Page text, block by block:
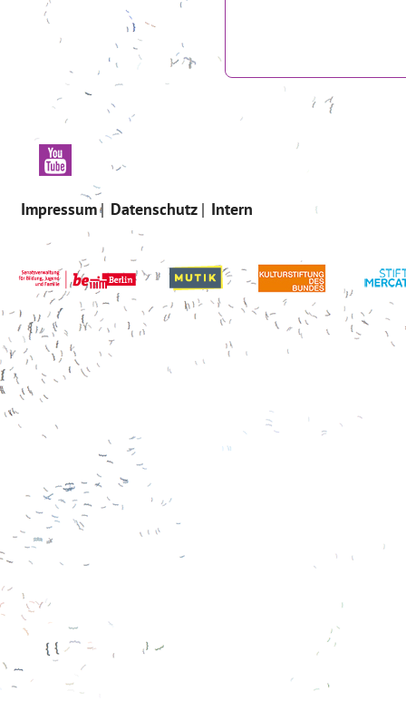
Impressum Datenschutz Intern